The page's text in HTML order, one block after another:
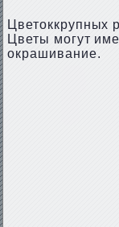
Цветоккрупных
Цветы могут
окрашивание.